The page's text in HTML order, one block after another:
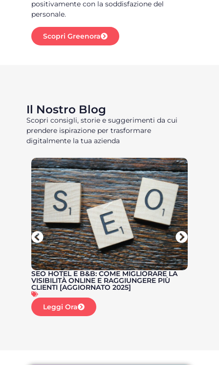
positivamente con la soddisfazione del
personale.
Scopri Greenora
Il Nostro Blog
Scopri consigli, storie e suggerimenti da cui
prendere ispirazione per trasformare
digitalmente la tua azienda
SEO HOTEL E B&B: COME MIGLIORARE LA
VISIBILITÀ ONLINE E RAGGIUNGERE PIÙ
CLIENTI [AGGIORNATO 2025]
Leggi Ora